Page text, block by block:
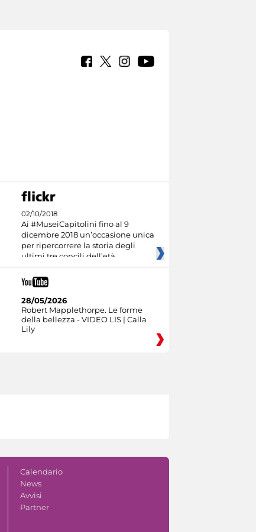
02/10/2018
Ai #MuseiCapitolini fino al 9
dicembre 2018 un’occasione unica
per ripercorrere la storia degli
ultimi tre concili dell’età
28/05/2026
Robert Mapplethorpe. Le forme
della bellezza - VIDEO LIS | Calla
Lily
Calendario
News
Avvisi
Partner